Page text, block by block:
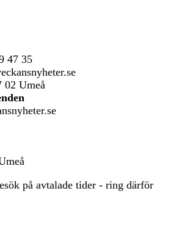
47 35
02 Umeå
på avtalade tider - ring därför